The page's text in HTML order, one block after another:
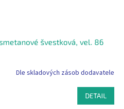
švestková, vel. 86
Dle skladových zásob dodavatele
DETAIL